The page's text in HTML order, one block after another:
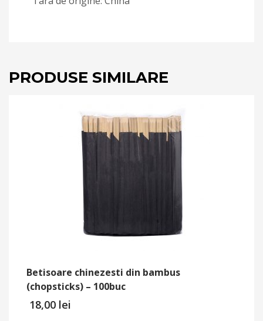
PRODUSE SIMILARE
Betisoare chinezesti din bambus
(chopsticks) – 100buc
18,00 lei